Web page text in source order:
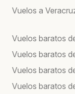
Vuelos a
Vuelos baratos
Vuelos baratos
Vuelos baratos
Vuelos baratos